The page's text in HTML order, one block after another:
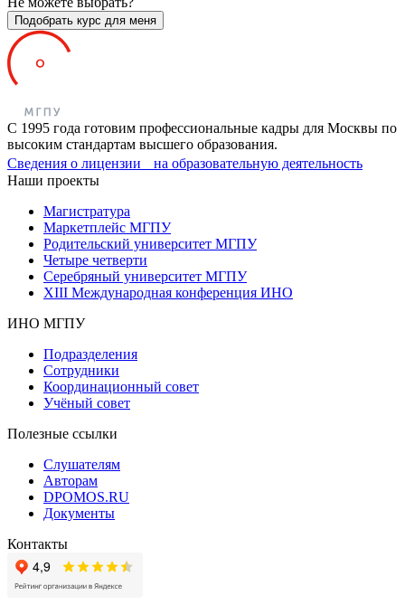
Подобрать курс для меня
С 1995 года готовим профессиональные кадры для Москвы по
высоким стандартам высшего образования.
Сведения о лицензии на образовательную деятельность
Наши проекты
Магистратура
Маркетплейс МГПУ
Родительский университет МГПУ
Четыре четверти
Серебряный университет МГПУ
XIII Международная конференция ИНО
ИНО МГПУ
Подразделения
Сотрудники
Координационный совет
Учёный совет
Полезные ссылки
Слушателям
Авторам
DPOMOS.RU
Документы
Контакты